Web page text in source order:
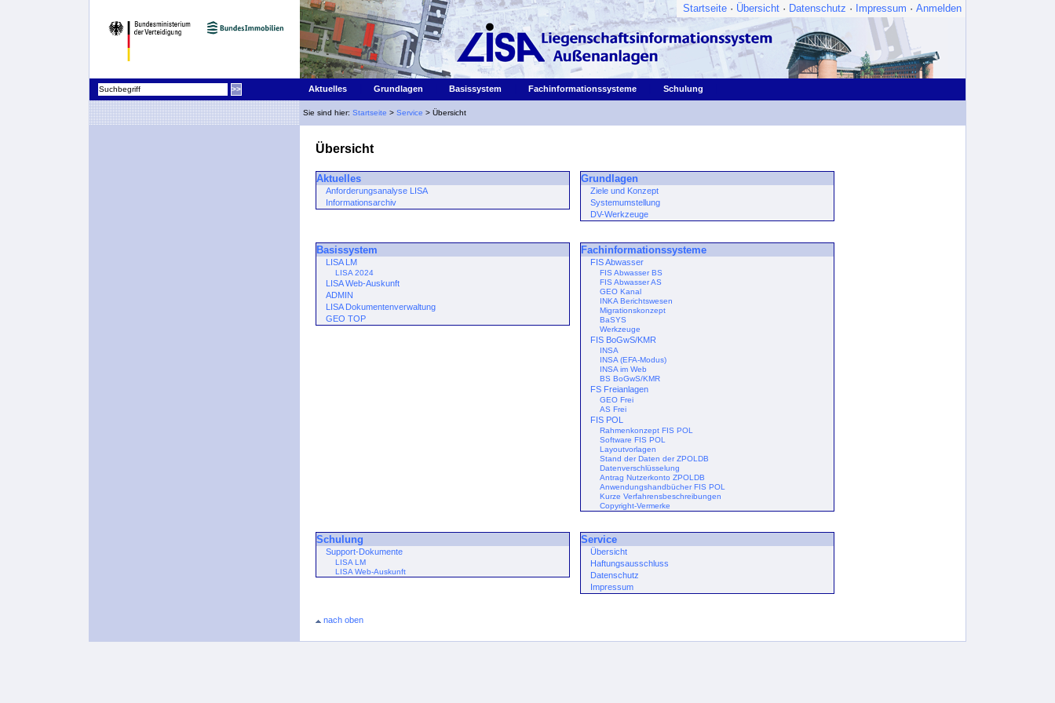
Startseite · Übersicht · Datenschutz · Impressum · Anmelden
Aktuelles Grundlagen Basissystem Fachinformationssysteme Schulung
Sie sind hier: Startseite > Service > Übersicht
Übersicht
Aktuelles
Anforderungsanalyse LISA
Informationsarchiv
Grundlagen
Ziele und Konzept
Systemumstellung
DV-Werkzeuge
Basissystem
LISA LM
LISA 2024
LISA Web-Auskunft
ADMIN
LISA Dokumentenverwaltung
GEO TOP
Fachinformationssysteme
FIS Abwasser
FIS Abwasser BS
FIS Abwasser AS
GEO Kanal
INKA Berichtswesen
Migrationskonzept
BaSYS
Werkzeuge
FIS BoGwS/KMR
INSA
INSA (EFA-Modus)
INSA im Web
BS BoGwS/KMR
FS Freianlagen
GEO Frei
AS Frei
FIS POL
Rahmenkonzept FIS POL
Software FIS POL
Layoutvorlagen
Stand der Daten der ZPOLDB
Datenverschlüsselung
Antrag Nutzerkonto ZPOLDB
Anwendungshandbücher FIS POL
Kurze Verfahrensbeschreibungen
Copyright-Vermerke
Schulung
Support-Dokumente
LISA LM
LISA Web-Auskunft
Service
Übersicht
Haftungsausschluss
Datenschutz
Impressum
nach oben